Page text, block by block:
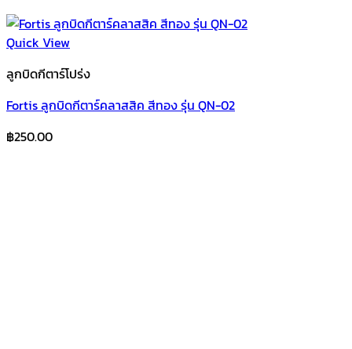
Quick View
ลูกบิดกีตาร์โปร่ง
Fortis ลูกบิดกีตาร์คลาสสิค สีทอง รุ่น QN-02
฿250.00